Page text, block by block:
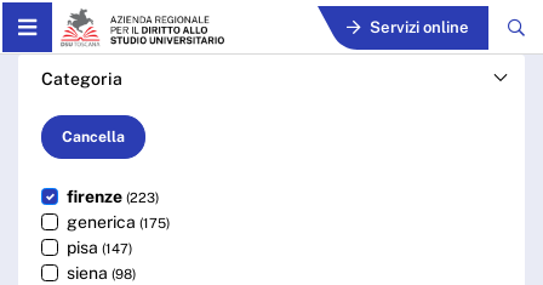
Skip to Main Content Servizi online
Cerca - ARDSU
Categoria
Cancella
firenze (223)
generica (175)
pisa (147)
siena (98)